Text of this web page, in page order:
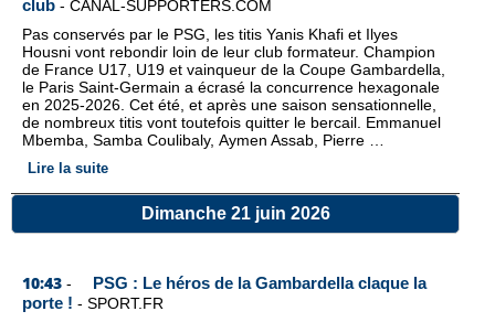
club - CANAL-SUPPORTERS.COM
Pas conservés par le PSG, les titis Yanis Khafi et Ilyes
Housni vont rebondir loin de leur club formateur. Champion
de France U17, U19 et vainqueur de la Coupe Gambardella,
le Paris Saint-Germain a écrasé la concurrence hexagonale
en 2025-2026. Cet été, et après une saison sensationnelle,
de nombreux titis vont toutefois quitter le bercail. Emmanuel
Mbemba, Samba Coulibaly, Aymen Assab, Pierre …
Lire la suite
Dimanche 21 juin 2026
10:43 -
PSG : Le héros de la Gambardella claque la
porte ! - SPORT.FR